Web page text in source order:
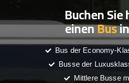
Buchen
einenBus
Bus der Economy-
Busse der
Mittlere Busse